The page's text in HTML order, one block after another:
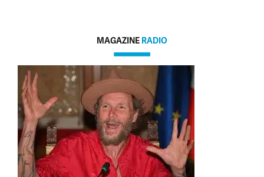
MAGAZINE RADIO